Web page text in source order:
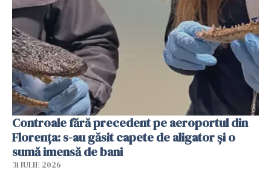
Controale fără precedent pe aeroportul din
Florența: s-au găsit capete de aligator și o
sumă imensă de bani
31 IULIE 2026